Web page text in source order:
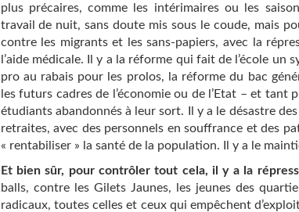
plus précaires, comme les intérimaires ou les
travail de nuit, sans doute mis sous le coude, mais
contre les migrants et les sans-papiers, avec la
l’aide médicale. Il y a la réforme qui fait de l’école un
pro au rabais pour les prolos, la réforme du bac
les futurs cadres de l’économie ou de l’Etat – et
étudiants abandonnés à leur sort. Il y a le désastre
retraites, avec des personnels en souffrance et des
« rentabiliser » la santé de la population. Il y a le
Et bien sûr, pour contrôler tout cela, il y a la
balls, contre les Gilets Jaunes, les jeunes des
radicaux, toutes celles et ceux qui empêchent